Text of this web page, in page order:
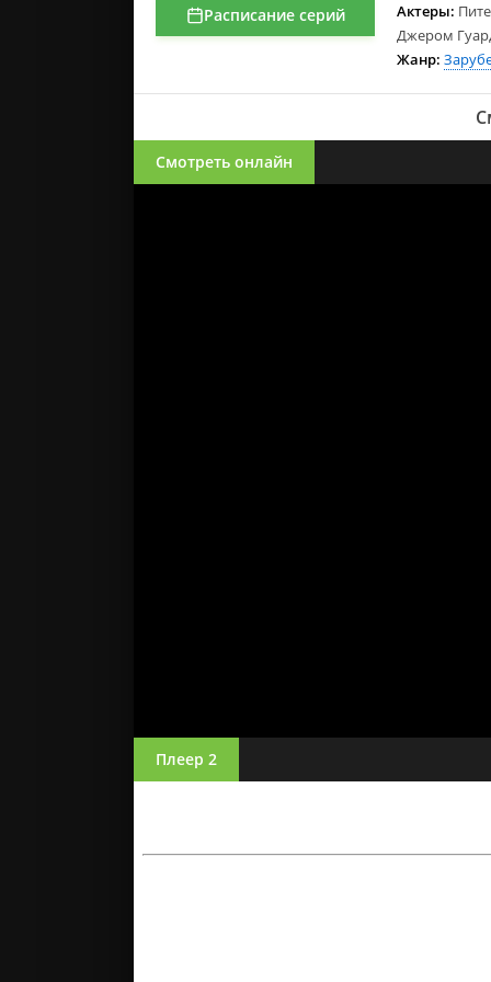
Актеры:
Джером
Жанр:
Расписание серий
Смотреть онлайн
Плеер 2